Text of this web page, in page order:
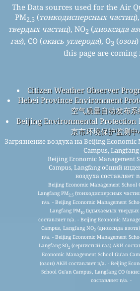
The Data sources used for the Air
PM2.5 (тонкодисперсных частиц
твердых частиц), NO2 (диоксида
газ), CO (окись углерода), O3 (озон)
this page are coming
Citizen Weather Observer
Hebei Province Environment
空气质量自动发布系
Beijing Environmental Protection
京市环境保护监测中
Загрязнение воздуха на Beijing Economic
Campus, Langfang
Beijing Economic Management
Campus, Langfang общий
воздуха составляет
Beijing Economic Management School
Langfang PM2.5 (тонкодисперсных
n/a. - Beijing Economic Management
Langfang PM10 (вдыхаемых
составляет n/a. - Beijing Economic
Campus, Langfang NO2(диоксида
n/a. - Beijing Economic Management
Langfang SO2 (сернистый газ) АКИ
Economic Management School Gu'an
(озон) АКИ составляет n/a. - Beijing
School Gu'an Campus, Langfang CO
составляет n/a. -